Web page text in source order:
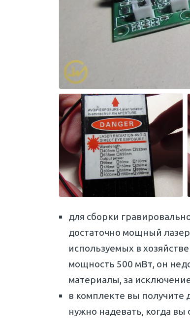
для сборки
достаточно мощный
используемых в
мощность 500 мВт, он
материалы, за
в комплекте вы получите
нужно надевать, когда вы